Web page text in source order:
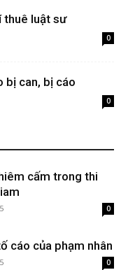
thuê luật sư
0
bị can, bị cáo
0
cấm trong thi
0
cáo của phạm nhân
0